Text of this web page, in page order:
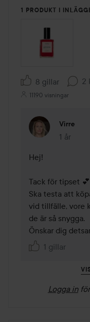
1 PRODUKT I
8 gillar 2
11190 visningar
Virre
1 år
Hej!
Tack för tipset
Ska testa att
vid tillfälle, vore
de är så snygga.
Önskar dig
1 gillar
Logga in